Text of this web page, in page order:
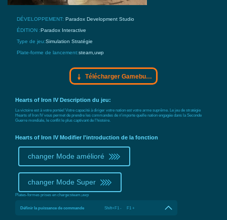
DÉVELOPPEMENT: Paradox Development Studio
ÉDITION :Paradox Interactive
Type de jeu:Simulation Stratégie
Plate-forme de lancement:steam,uwp
Télécharger Gamebuff trainer
Hearts of Iron IV Description du jeu:
La victoire est à votre portée! Votre capacité à diriger votre nation est votre arme suprême. Le jeu de stratégie
Hearts of Iron IV vous permet de prendre les commandes de n'importe quelle nation engagée dans la Seconde
Guerre mondiale, le conflit le plus captivant de l'histoire.
Hearts of Iron IV Modifier l'introduction de la fonction
changer Mode amélioré
changer Mode Super
Plates-formes prises en charge:steam,uwp
Définir la puissance de commande Shift+F1 - F1 +